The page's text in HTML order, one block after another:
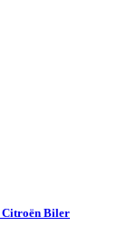
Citroën Biler